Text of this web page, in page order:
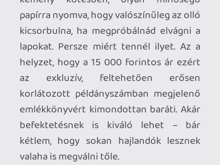
A Varázsbirodalmak egyik nagy erénye,
hogy nem próbálja túlmagyarázni ezt a
mágiát, hanem hagyja, hogy a képek
dolgozzanak. Huszonkilenc kiemelt
alkotóról röviden, általában egy-másfél
oldal terjedelemben olvashatunk is, de
valójában a lapozgatás, a képek
tanulmányozása és az emlékek